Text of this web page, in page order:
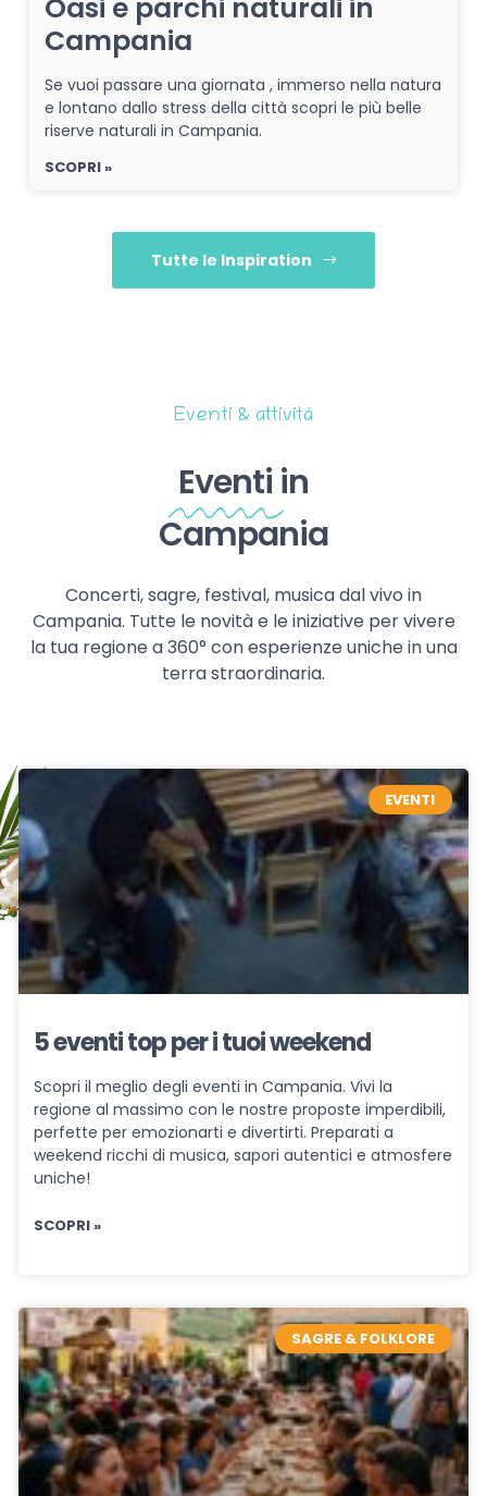
Oasi e parchi naturali in
Campania
Se vuoi passare una giornata , immerso nella natura
e lontano dallo stress della città scopri le più belle
riserve naturali in Campania.
SCOPRI »
Tutte le Inspiration
Eventi & attività
Eventi in
Campania
Concerti, sagre, festival, musica dal vivo in
Campania. Tutte le novità e le iniziative per vivere
la tua regione a 360° con esperienze uniche in una
terra straordinaria.
EVENTI
5 eventi top per i tuoi weekend
Scopri il meglio degli eventi in Campania. Vivi la
regione al massimo con le nostre proposte imperdibili,
perfette per emozionarti e divertirti. Preparati a
weekend ricchi di musica, sapori autentici e atmosfere
uniche!
SCOPRI »
SAGRE & FOLKLORE